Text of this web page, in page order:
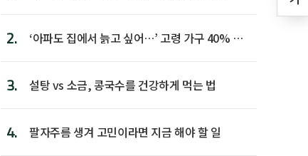
2.
‘아파도 집에서 늙고 싶어…’ 고령 가구 40% 노
3. 설탕 vs 소금, 콩국수를 건강하게 먹는 법
4. 팔자주름 생겨 고민이라면 지금 해야 할 일